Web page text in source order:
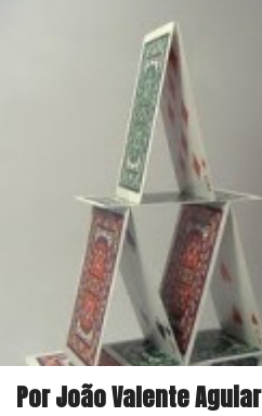
Por João Valente Aguiar